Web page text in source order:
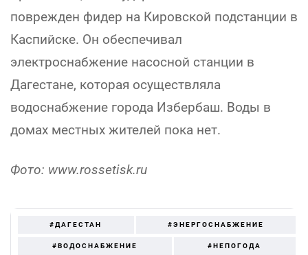
поврежден фидер на Кировской подстанции в
Каспийске. Он обеспечивал
электроснабжение насосной станции в
Дагестане, которая осуществляла
водоснабжение города Избербаш. Воды в
домах местных жителей пока нет.
Фото: www.rossetisk.ru
#ДАГЕСТАН #ЭНЕРГОСНАБЖЕНИЕ
#ВОДОСНАБЖЕНИЕ #НЕПОГОДА